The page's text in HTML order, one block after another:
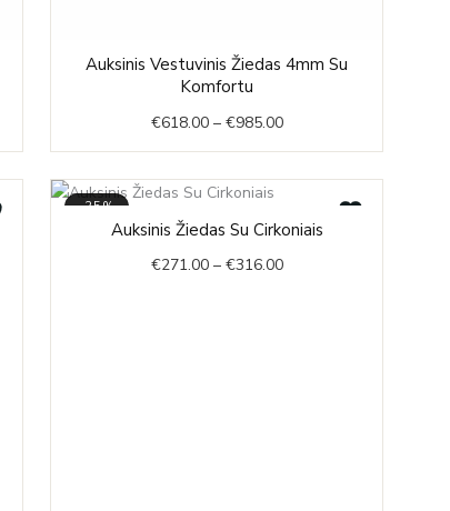
Auksinis Vestuvinis Žiedas 4mm Su
Komfortu
€618.00 – €985.00
range:
through
€985.00
-35%
Auksinis Žiedas Su Cirkoniais
€271.00 – €316.00
range:
€271.00